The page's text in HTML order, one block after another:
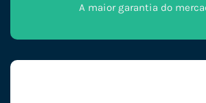
A maior garantia do